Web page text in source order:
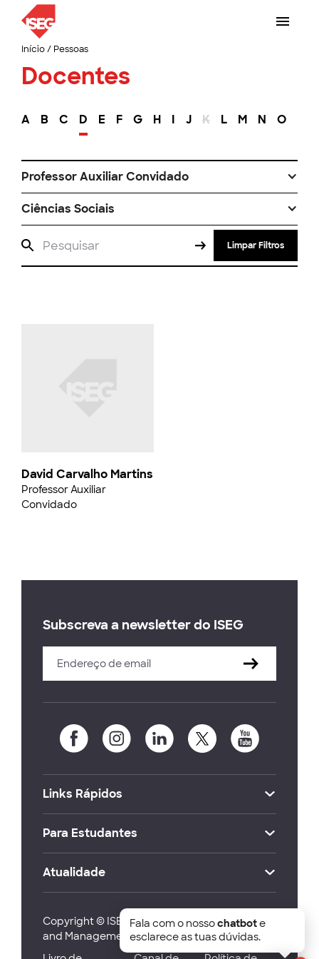
Início/ Pessoas
Docentes
A B C D E F G H I J K L M N O
Professor Auxiliar Convidado
Ciências Sociais
Limpar Filtros
David Carvalho Martins
Professor Auxiliar
Convidado
Subscreva a newsletter do ISEG
Links Rápidos
Para Estudantes
Atualidade
Copyright © ISEG Lisbon School of Economics
and Management 2026
Fala com o nossochatbote
esclarece as tuas dúvidas.